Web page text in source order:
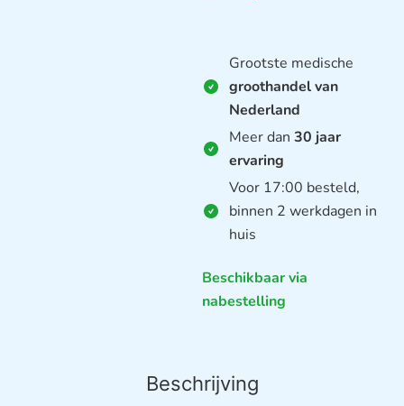
Grootste medische
groothandel van
Nederland
Meer dan 30 jaar
ervaring
Voor 17:00 besteld,
binnen 2 werkdagen in
huis
Beschikbaar via
nabestelling
Beschrijving